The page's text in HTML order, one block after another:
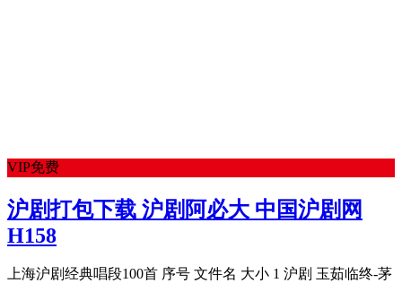
VIP免费
沪剧打包下载 沪剧阿必大 中国沪剧网
H158
上海沪剧经典唱段100首 序号 文件名 大小 1 沪剧 玉茹临终-茅